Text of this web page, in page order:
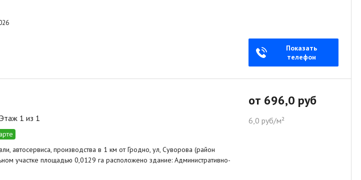
Показать
телефон
1 из 1
автосервиса, производства в 1 км от Гродно, ул, Суворова (район
участке площадью 0,0129 га расположено здание: Административно-
от 696,0 руб
6,0 руб/м²